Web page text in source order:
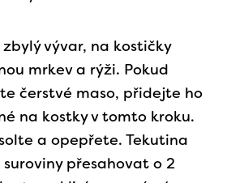
vývar, na kostičky
mrkev a rýži. Pokud
čerstvé maso, přidejte ho
na kostky v tomto kroku.
a opepřete. Tekutina
přesahovat o 2